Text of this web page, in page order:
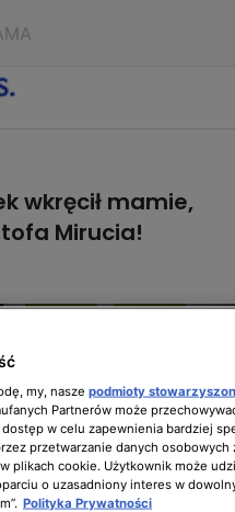
wkręcił mamie,
Mirucia!
my, nasze podmioty
Partnerów może
w celu zapewnienia bardziej
przetwarzanie danych osobowych
plikach cookie. Użytkownik może
o uzasadniony interes w
Polityka Prywatności